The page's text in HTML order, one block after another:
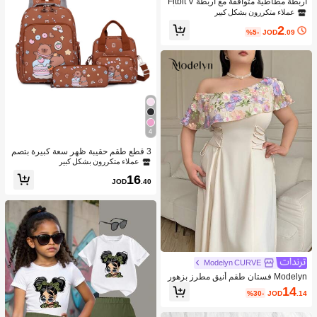
بطة ساعة ذكية من نايلون ناعم ل- Fitbit
عملاء متكررون بشكل كبير
JOD2 .09
%5-
Modelyn CURVE
Modelyn فستان طقم أنيق مطرز بزهور
بخامة إضافية مع ياقة غير متماثلة الحجم
JOD14.14
%30-
4
3 قطع طقم حقيبة ظهر سعة كبيرة بتصم
يم كابيبارا الكرتوني الجميل، مناسبة للمد
عملاء متكررون بشكل كبير
JOD16.40